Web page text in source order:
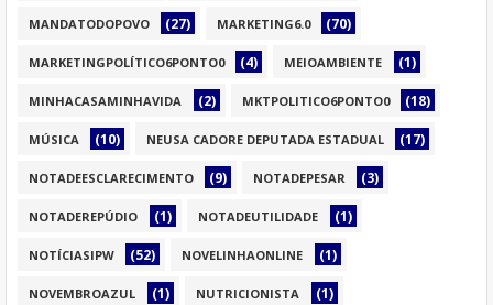
MANDATODOPOVO (27) MARKETING6.0 (70)
MARKETINGPOLÍTICO6PONTO0 (4) MEIOAMBIENTE (1)
MINHACASAMINHAVIDA (2) MKTPOLITICO6PONTO0 (18)
MÚSICA (10) NEUSA CADORE DEPUTADA ESTADUAL (17)
NOTADEESCLARECIMENTO (9) NOTADEPESAR (3)
NOTADEREPÚDIO (1) NOTADEUTILIDADE (1)
NOTÍCIASIPW (52) NOVELINHAONLINE (1)
NOVEMBROAZUL (1) NUTRICIONISTA (1)